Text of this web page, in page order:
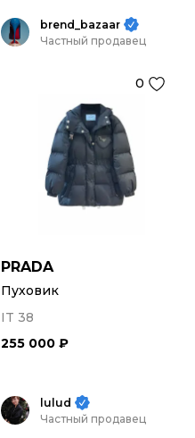
brend_bazaar
Частный продавец
0
PRADA
Пуховик
IT 38
255 000 ₽
lulud
Частный продавец